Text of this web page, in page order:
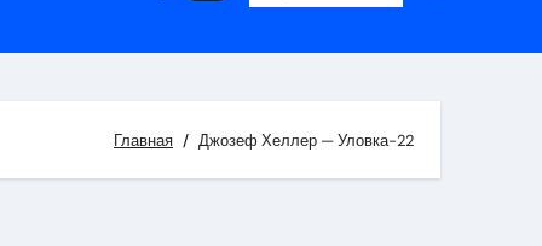
Главная Джозеф Хеллер — Уловка-22